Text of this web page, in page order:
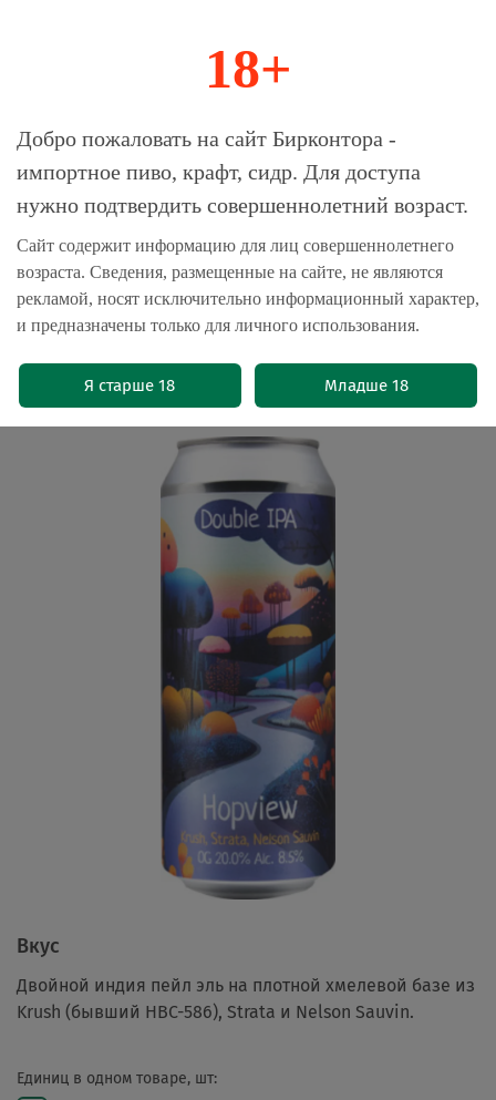
Магазин-Склад импортного пива, крафта и
Главная Бренды Одна Тонна
Пиво Одна Тонна Хопвью: Краш,
Страта, Нельсон Савин / Odna Tonna
Hopview: Krush, Strata, Nelson Sauvin
0.5 - банка
(0)
Единиц в одном товаре, шт:
Вкус
Двойной индия пейл эль на плотной хмелевой базе из
Krush (бывший HBC-586), Strata и Nelson Sauvin.
18+
Добро пожаловать на сайт Бирконтора -
импортное пиво, крафт, сидр. Для доступа
нужно подтвердить совершеннолетний возраст.
Сайт содержит информацию для лиц совершеннолетнего
возраста. Сведения, размещенные на сайте, не являются
рекламой, носят исключительно информационный характер,
и предназначены только для личного использования.
Я старше 18 Младше 18